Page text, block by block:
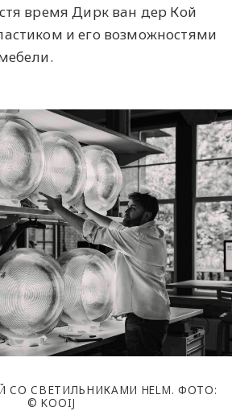
время Дирк ван дер Кой
и его возможностями
СО СВЕТИЛЬНИКАМИ HELM. ФОТО:
© KOOIJ